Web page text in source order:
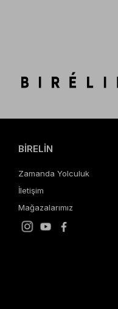
BİRELİN
Zamanda Yolculuk
İletişim
Mağazalarımız